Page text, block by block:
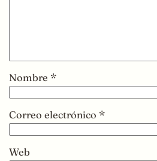
Nombre *
Correo electrónico *
Web